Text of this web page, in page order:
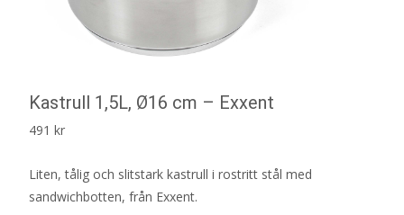
Kastrull 1,5L, Ø16 cm – Exxent
491 kr
Liten, tålig och slitstark kastrull i rostritt stål med
sandwichbotten, från Exxent.